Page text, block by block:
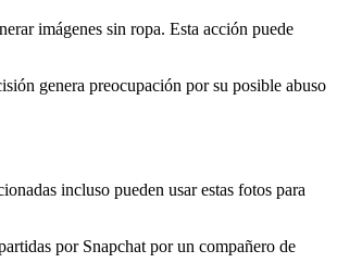
imágenes sin ropa. Esta acción puede
genera preocupación por su posible abuso
incluso pueden usar estas fotos para
por Snapchat por un compañero de